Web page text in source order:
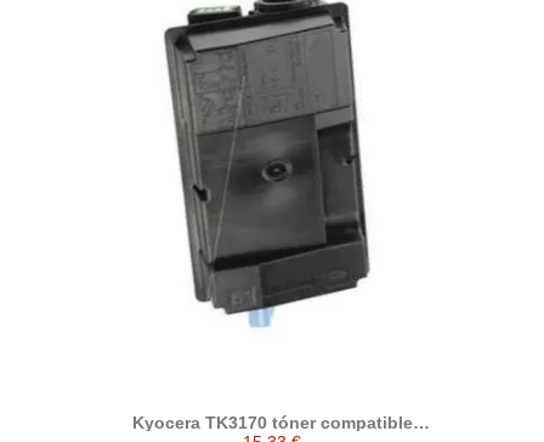
Kyocera TK3170 tóner compatible